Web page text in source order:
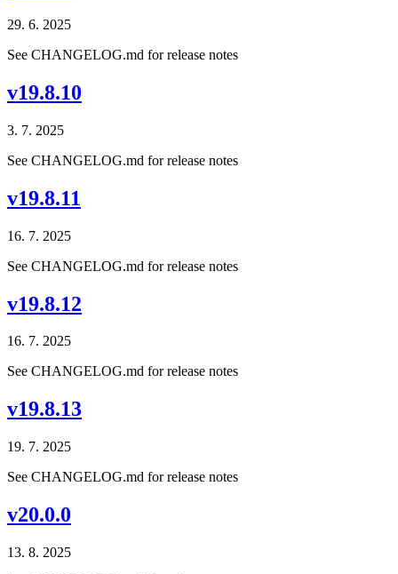
29. 6. 2025
See CHANGELOG.md for release notes
v19.8.10
3. 7. 2025
See CHANGELOG.md for release notes
v19.8.11
16. 7. 2025
See CHANGELOG.md for release notes
v19.8.12
16. 7. 2025
See CHANGELOG.md for release notes
v19.8.13
19. 7. 2025
See CHANGELOG.md for release notes
v20.0.0
13. 8. 2025